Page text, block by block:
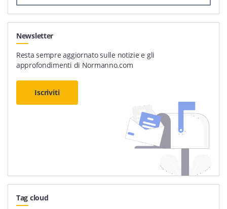
Newsletter
Resta sempre aggiornato sulle notizie e gli
approfondimenti di Normanno.com
Iscriviti
Tag cloud